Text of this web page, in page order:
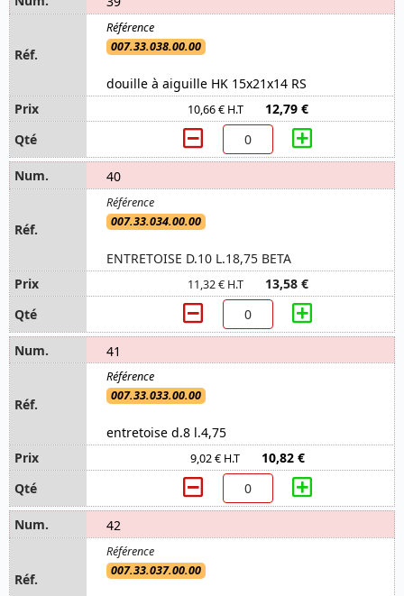
007.33.038.00.00
douille à aiguille HK 15x21x14 RS
10,66 € H.T 12,79 €
40
007.33.034.00.00
ENTRETOISE D.10 L.18,75 BETA
11,32 € H.T 13,58 €
41
007.33.033.00.00
entretoise d.8 l.4,75
9,02 € H.T 10,82 €
42
007.33.037.00.00